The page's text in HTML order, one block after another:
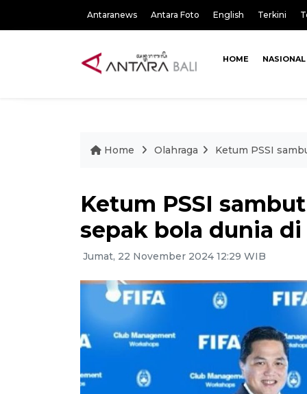
Antaranews Antara Foto English Terkini
HOME NASIONAL
Home Olahraga Ketum PSSI
Ketum PSSI
sepak bola dunia
Jumat, 22 November 2024 12:29 WIB